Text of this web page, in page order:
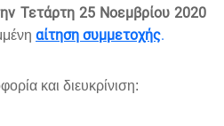
Τετάρτη 25 Νοεμβρίου 2020
αίτηση συμμετοχής.
και διευκρίνιση: